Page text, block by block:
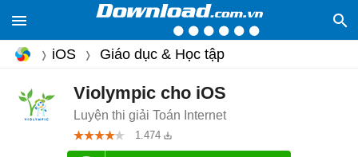
iOS Giáo dục & Học tập
Violympic cho iOS
Luyện thi giải Toán Internet
1.474